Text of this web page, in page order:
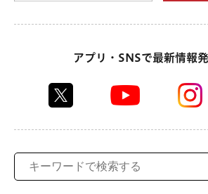
アプリ・SNSで最新情報発